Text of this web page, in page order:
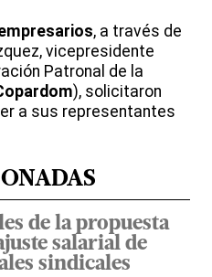
, a través de
vicepresidente
Patronal de la
), solicitaron
a sus representantes
de la propuesta
salarial de
sindicales